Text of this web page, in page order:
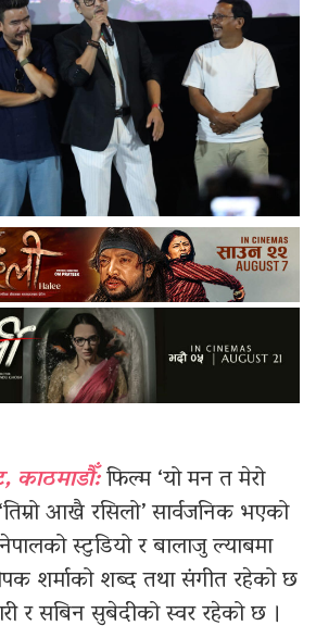
काठमाडौँ:फिल्म ‘यो मन त मेरो
आखै रसिलो’ सार्वजनिक भएको
स्टुडियो र बालाजु ल्याबमा
शर्माको शब्द तथा संगीत रहेको छ
र सबिन सुबेदीको स्वर रहेको छ ।